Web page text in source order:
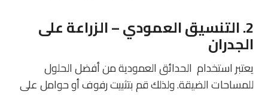
2. التنسيق العمودي – الزراعة على
الجدران
يعتبر استخدام الحدائق العمودية من أفضل الحلول
للمساحات الضيقة. ولذلك قم بتثبيت رفوف أو حوامل على